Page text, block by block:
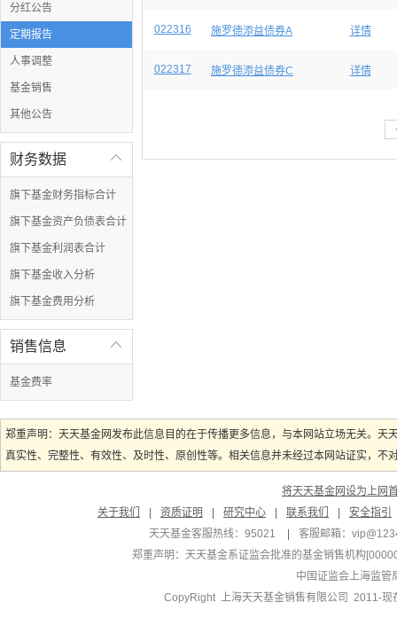
分红公告
定期报告
人事调整
基金销售
其他公告

财务数据
旗下基金财务指标合计
旗下基金资产负债表合计
旗下基金利润表合计
旗下基金收入分析
旗下基金费用分析

销售信息
基金费率
022316 施罗德添益债券A 详情
022317 施罗德添益债券C 详情
郑重声明：天天基金网发布此信息目的在于传播更多信息，与本网站立场无关。
真实性、完整性、有效性、及时性、原创性等。相关信息并未经过本网站证实，
将天天基金网设为上网
关于我们
资质证明 研究中心 联系我们
安全指引
天天基金客服热线：95021
客服邮箱：
郑重声明： 天天基金系证监会批准的基金销售机构
中国证监会上海监管
CopyRight 上海天天基金销售有限公司 2011-